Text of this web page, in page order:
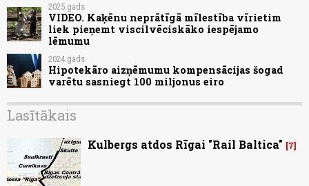
2025.gads
VIDEO. Kaķēnu neprātīgā mīlestība vīrietim
liek pieņemt viscilvēciskāko iespējamo
lēmumu
2024.gads
Hipotekāro aizņēmumu kompensācijas šogad
varētu sasniegt 100 miljonus eiro
Lasītākais
Kulbergs atdos Rīgai "Rail Baltica" 7